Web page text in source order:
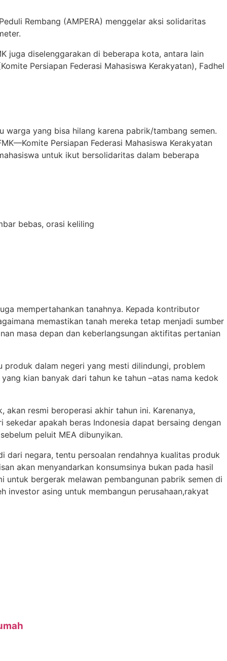
Rembang (AMPERA) menggelar aksi solidaritas
juga diselenggarakan di beberapa kota, antara lain
Persiapan Federasi Mahasiswa Kerakyatan), Fadhel
warga yang bisa hilang karena pabrik/tambang semen.
Persiapan Federasi Mahasiswa Kerakyatan
untuk ikut bersolidaritas dalam beberapa
bebas, orasi keliling
mempertahankan tanahnya. Kepada kontributor
memastikan tanah mereka tetap menjadi sumber
masa depan dan keberlangsungan aktifitas pertanian
produk dalam negeri yang mesti dilindungi, problem
kian banyak dari tahun ke tahun –atas nama kedok
resmi beroperasi akhir tahun ini. Karenanya,
apakah beras Indonesia dapat bersaing dengan
peluit MEA dibunyikan.
dari negara, tentu persoalan rendahnya kualitas produk
akan menyandarkan konsumsinya bukan pada hasil
bergerak melawan pembangunan pabrik semen di
investor asing untuk membangun perusahaan,rakyat